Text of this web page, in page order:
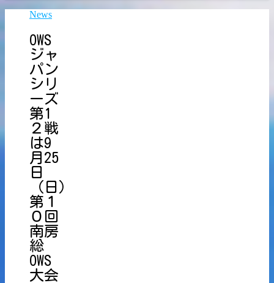
News
OWS
ジャ
パン
シリ
ーズ
第1
２戦
は9
月25
日
（日）
第１
０回
南房
総
OWS
大会